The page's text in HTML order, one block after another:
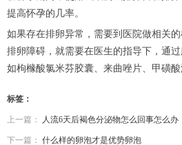
提高怀孕的几率。
如果存在排卵异常，需要到医院做相关
排卵障碍，就需要在医生的指导下，通
如枸橼酸氯米芬胶囊、来曲唑片、甲磺酸
标签：
上一篇： 人流6天后褐色分泌物怎么回事怎么办
下一篇： 什么样的卵泡才是优势卵泡